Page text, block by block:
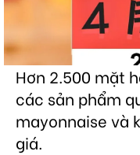
Hơn 2.500 mặt
các sản phẩm
mayonnaise và
giá.